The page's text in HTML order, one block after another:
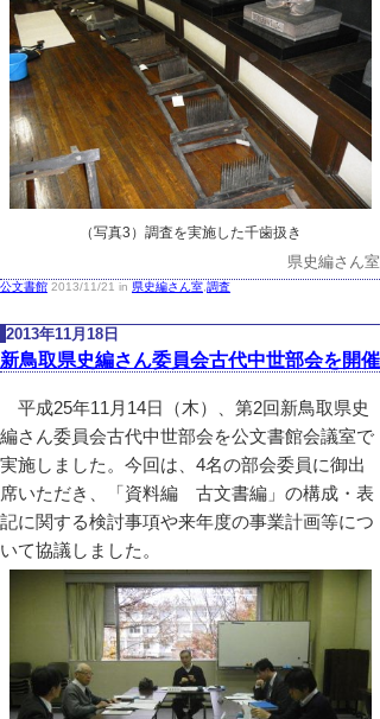
（写真3）調査を実施した千歯扱き
県史編さん室
公文書館 2013/11/21 in 県史編さん室 調査
2013年11月18日
新鳥取県史編さん委員会古代中世部会を開催
平成25年11月14日（木）、第2回新鳥取県史
編さん委員会古代中世部会を公文書館会議室で
実施しました。今回は、4名の部会委員に御出
席いただき、「資料編 古文書編」の構成・表
記に関する検討事項や来年度の事業計画等につ
いて協議しました。